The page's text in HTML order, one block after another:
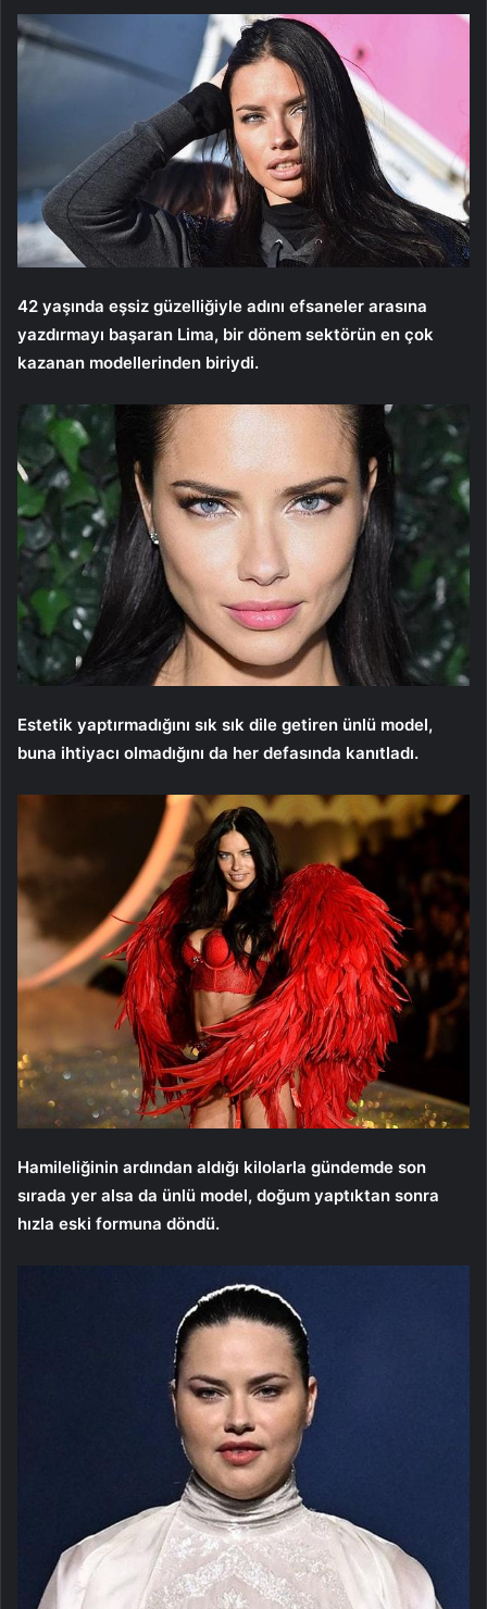
42 yaşında eşsiz güzelliğiyle adını efsaneler arasına
yazdırmayı başaran Lima, bir dönem sektörün en çok
kazanan modellerinden biriydi.
Estetik yaptırmadığını sık sık dile getiren ünlü model,
buna ihtiyacı olmadığını da her defasında kanıtladı.
Hamileliğinin ardından aldığı kilolarla gündemde son
sırada yer alsa da ünlü model, doğum yaptıktan sonra
hızla eski formuna döndü.